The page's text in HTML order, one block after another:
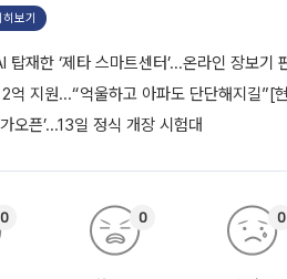
히보기
탑재한 ‘제타 스마트센터’...온라인 장보기
억 지원...“억울하고 아파도 단단해지길”[
오픈’...13일 정식 개장 시험대
0 0 0